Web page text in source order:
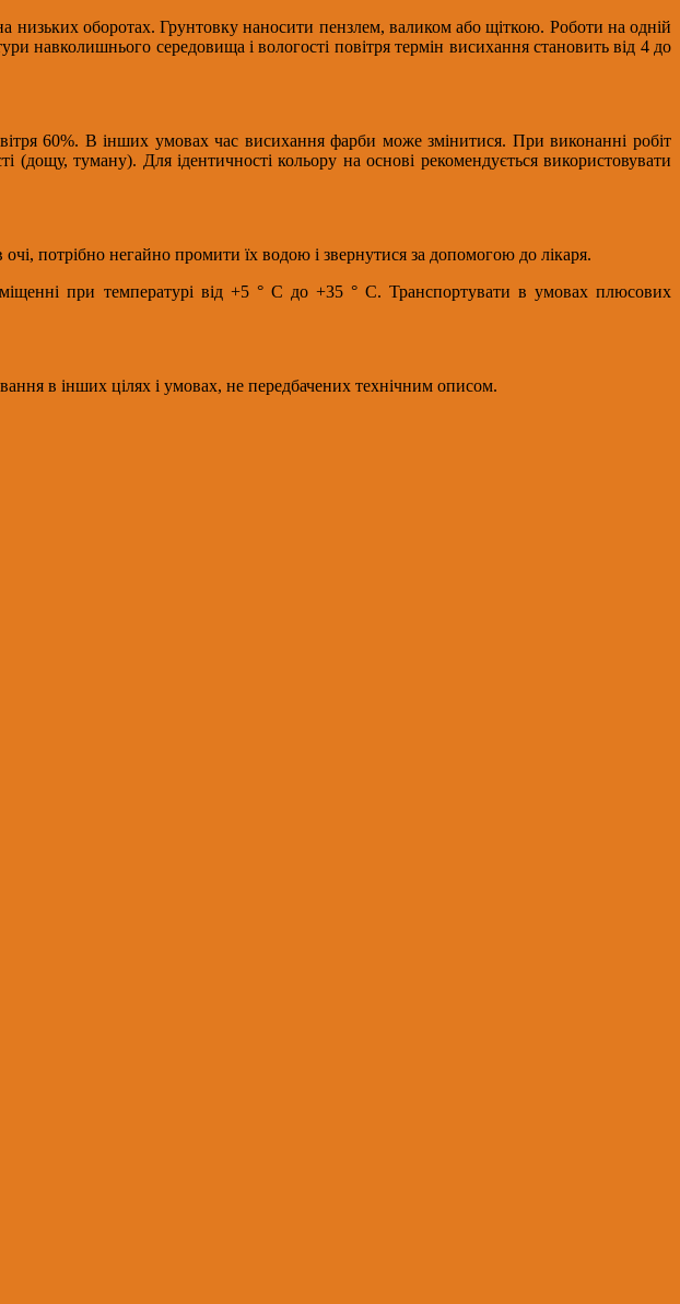
низьких оборотах. Грунтовку наносити пензлем, валиком або щіткою. Роботи на одній
навколишнього середовища і вологості повітря термін висихання становить від 4 до
60%. В інших умовах час висихання фарби може змінитися. При виконанні робіт
туману). Для ідентичності кольору на основі рекомендується використовувати
потрібно негайно промити їх водою і звернутися за допомогою до лікаря.
при температурі від +5 ° С до +35 ° С. Транспортувати в умовах плюсових
в інших цілях і умовах, не передбачених технічним описом.